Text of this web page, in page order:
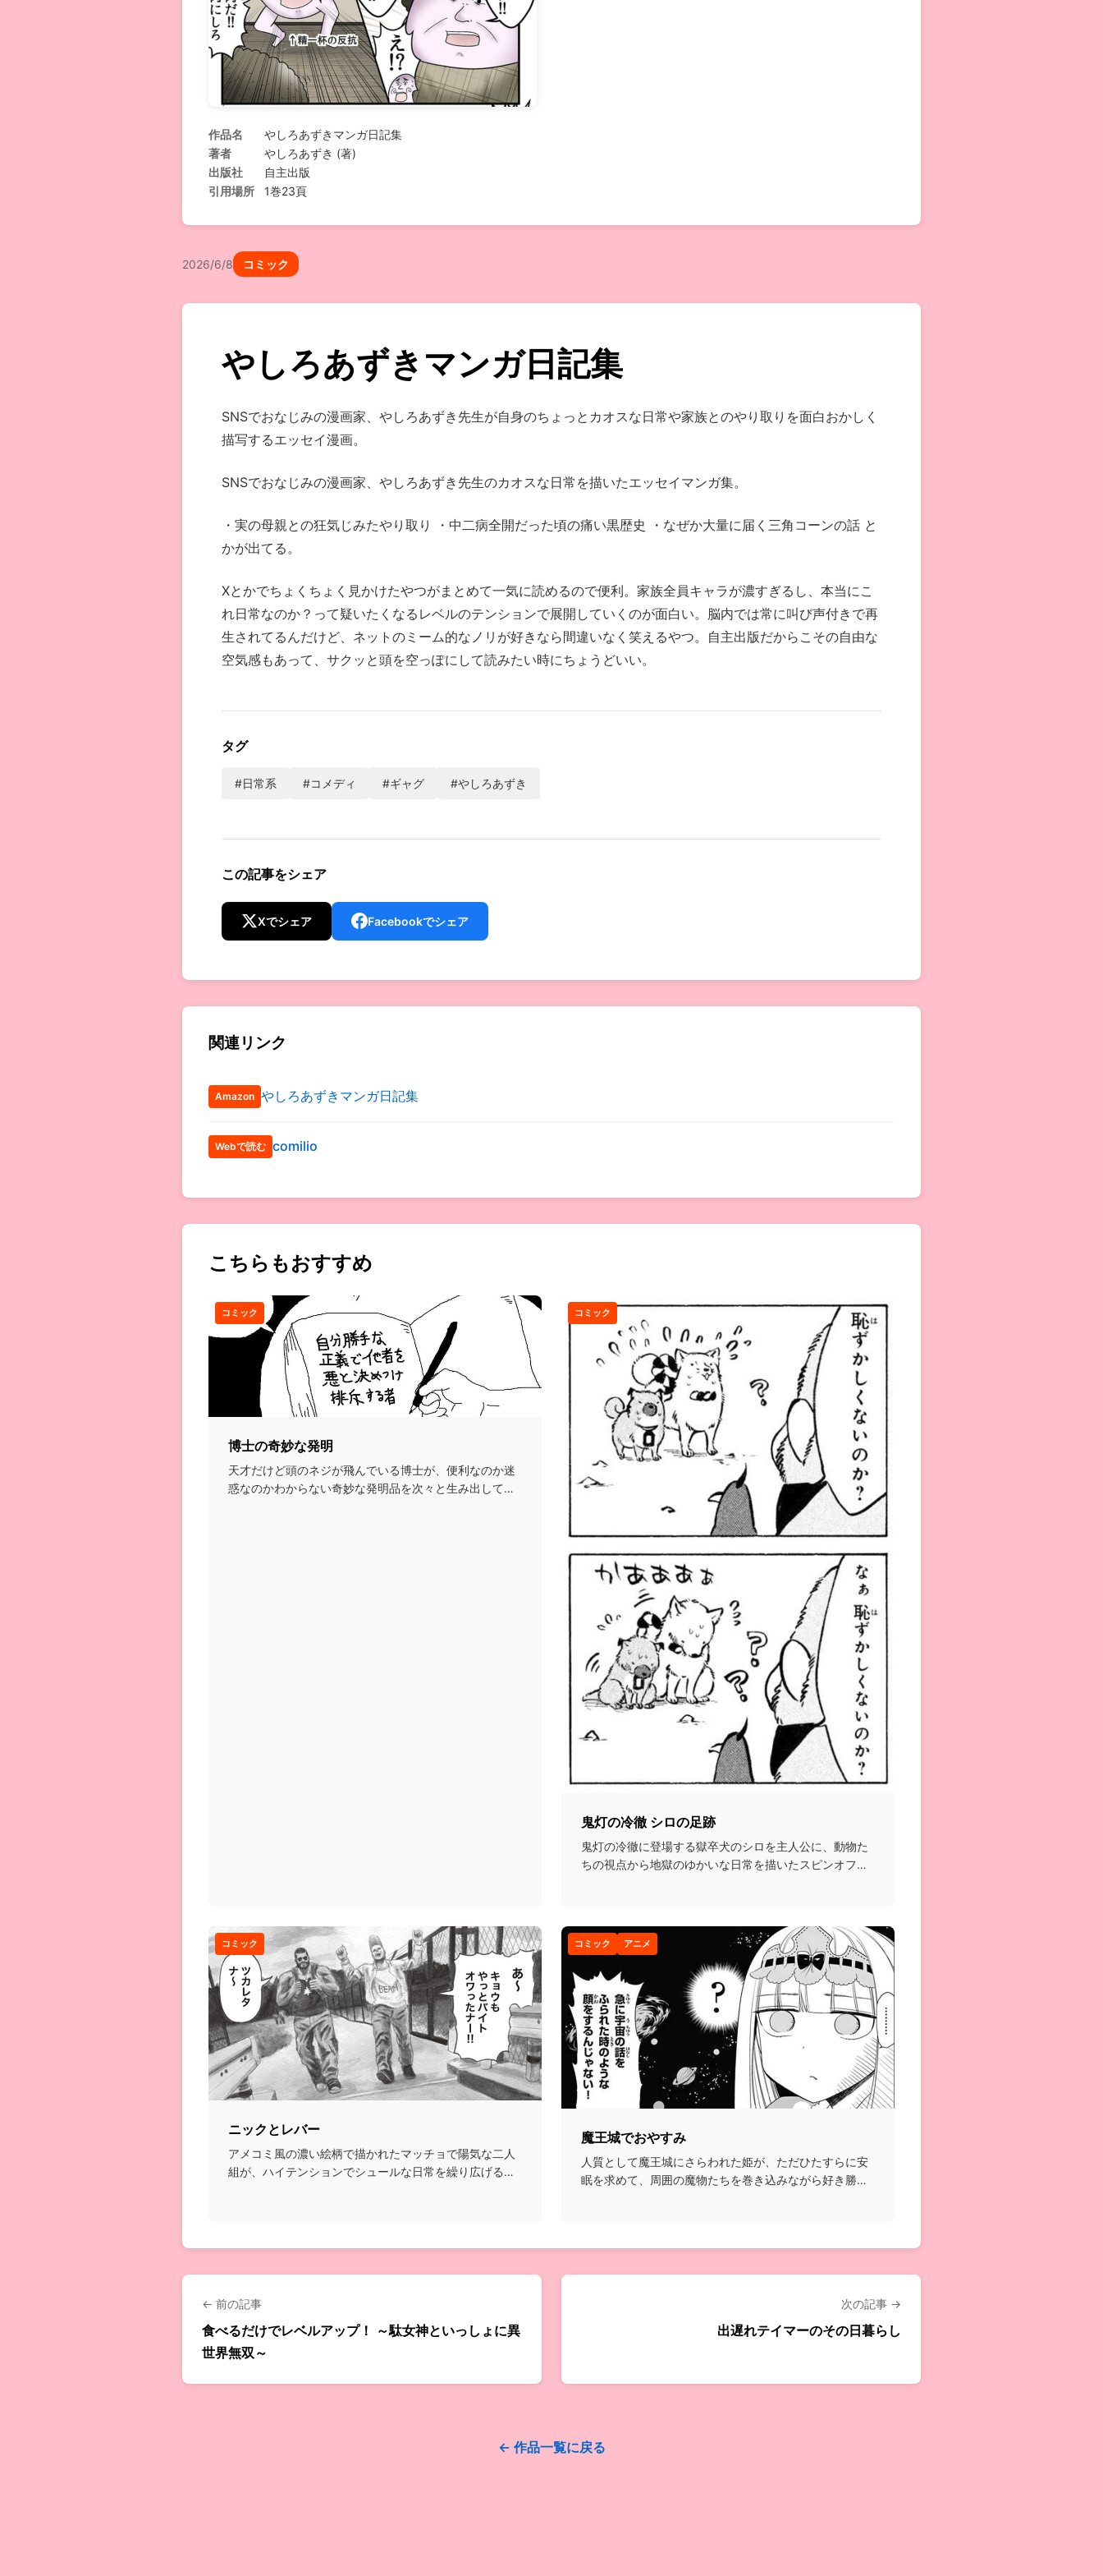
作品名
やしろあずきマンガ日記集
著者
やしろあずき (著)
出版社
自主出版
引用場所
1巻23頁
2026/6/8 コミック
やしろあずきマンガ日記集
SNSでおなじみの漫画家、やしろあずき先生が自身のちょっとカオスな日常や家族とのやり取りを面白おかしく
描写するエッセイ漫画。
SNSでおなじみの漫画家、やしろあずき先生のカオスな日常を描いたエッセイマンガ集。
・実の母親との狂気じみたやり取り ・中二病全開だった頃の痛い黒歴史 ・なぜか大量に届く三角コーンの話 と
かが出てる。
Xとかでちょくちょく見かけたやつがまとめて一気に読めるので便利。家族全員キャラが濃すぎるし、本当にこ
れ日常なのか？って疑いたくなるレベルのテンションで展開していくのが面白い。脳内では常に叫び声付きで再
生されてるんだけど、ネットのミーム的なノリが好きなら間違いなく笑えるやつ。自主出版だからこその自由な
空気感もあって、サクッと頭を空っぽにして読みたい時にちょうどいい。
タグ
#日常系 #コメディ #ギャグ #やしろあずき
この記事をシェア
Xでシェア Facebookでシェア
関連リンク
Amazon やしろあずきマンガ日記集
Webで読む comilio
こちらもおすすめ
コミック
博士の奇妙な発明
天才だけど頭のネジが飛んでいる博士が、便利なのか迷
惑なのかわからない奇妙な発明品を次々と生み出して周
コミック
鬼灯の冷徹 シロの足跡
鬼灯の冷徹に登場する獄卒犬のシロを主人公に、動物た
ちの視点から地獄のゆかいな日常を描いたスピンオフ漫
コミック
ニックとレバー
アメコミ風の濃い絵柄で描かれたマッチョで陽気な二人
組が、ハイテンションでシュールな日常を繰り広げるギ
コミック アニメ
魔王城でおやすみ
人質として魔王城にさらわれた姫が、ただひたすらに安
眠を求めて、周囲の魔物たちを巻き込みながら好き勝手
← 前の記事
食べるだけでレベルアップ！ ～駄女神といっしょに異
世界無双～
次の記事 →
出遅れテイマーのその日暮らし
← 作品一覧に戻る